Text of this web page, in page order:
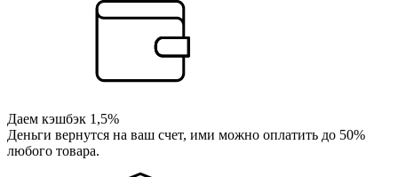
Даем кэшбэк 1,5%
Деньги вернутся на ваш счет, ими можно оплатить до 50%
любого товара.